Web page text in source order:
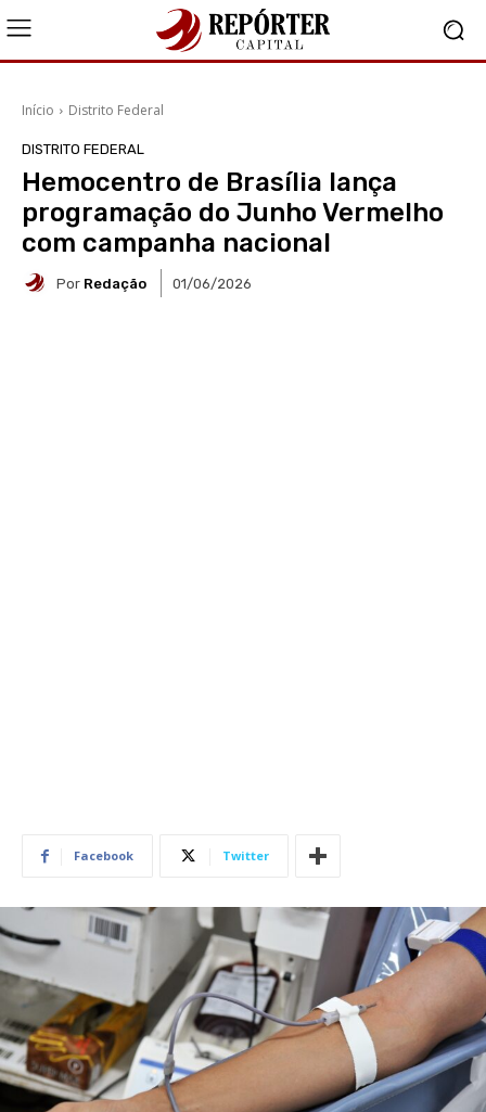
Início Distrito Federal
DISTRITO FEDERAL
Hemocentro de Brasília lança
programação do Junho Vermelho
com campanha nacional
Por Redação 01/06/2026
Facebook Twitter